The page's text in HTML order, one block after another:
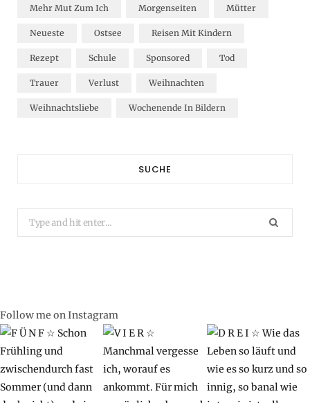
Mehr Mut Zum Ich Morgenseiten Mütter
Neueste Ostsee Reisen Mit Kindern
Rezept Schule Sponsored Tod
Trauer Verlust Weihnachten
Weihnachtsliebe Wochenende In Bildern
SUCHE
Search
for:
Follow me on Instagram